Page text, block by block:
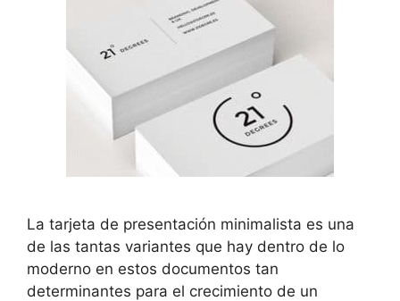
La tarjeta de presentación minimalista es una
de las tantas variantes que hay dentro de lo
moderno en estos documentos tan
determinantes para el crecimiento de un